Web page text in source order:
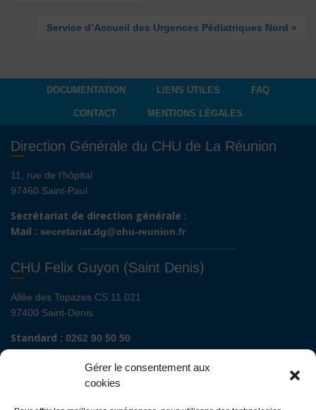
Gérer le consentement aux
cookies
Service d’Accueil des Urgences Pédiatriques Nord »
DOCUMENTATION LIENS UTILES FAQ
CONTACT MENTIONS LÉGALES
Direction Générale du CHU de La Réunion
11, rue de l’hôpital
97460 Saint-Paul
Secrétariat de direction générale :
Mail : secretariat.dg@chu-reunion.fr
CHU Felix Guyon (Saint Denis)
Allée des Topazes CS 11 021
97400 Saint-Denis
Standard : 0262 90 50 50
Renseignements admissions :
Secrétariat de direction de site :
direction.fguyon@chu-reunion.fr